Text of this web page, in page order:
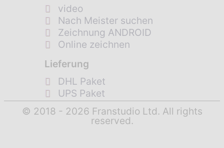
video
Nach Meister suchen
Zeichnung ANDROID
Online zeichnen
Lieferung
DHL Paket
UPS Paket
© 2018 - 2026 Franstudio Ltd. All rights
reserved.